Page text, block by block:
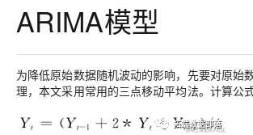
ARIMA模型
为降低原始数据随机波动的影响，先要对原始
理，本文采用常用的三点移动平均法。计算公式